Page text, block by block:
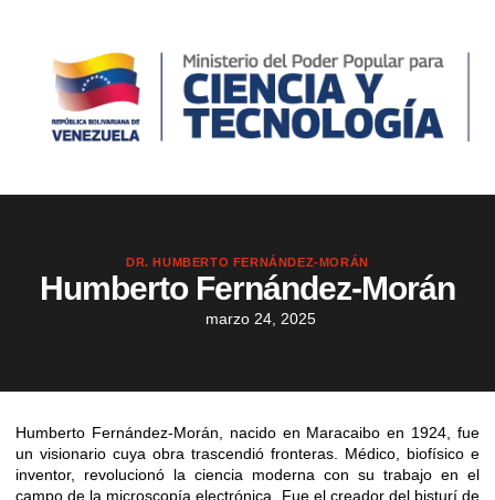
DR. HUMBERTO FERNÁNDEZ-MORÁN
Humberto Fernández-Morán
marzo 24, 2025
Humberto Fernández-Morán, nacido en Maracaibo en 1924, fue
un visionario cuya obra trascendió fronteras. Médico, biofísico e
inventor, revolucionó la ciencia moderna con su trabajo en el
campo de la microscopía electrónica. Fue el creador del bisturí de